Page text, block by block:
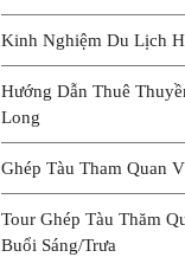
Kinh Nghiệm Du Lịch
Hướng Dẫn Thuê
Long
Ghép Tàu Tham Quan
Tour Ghép Tàu Thăm
Buổi Sáng/trưa